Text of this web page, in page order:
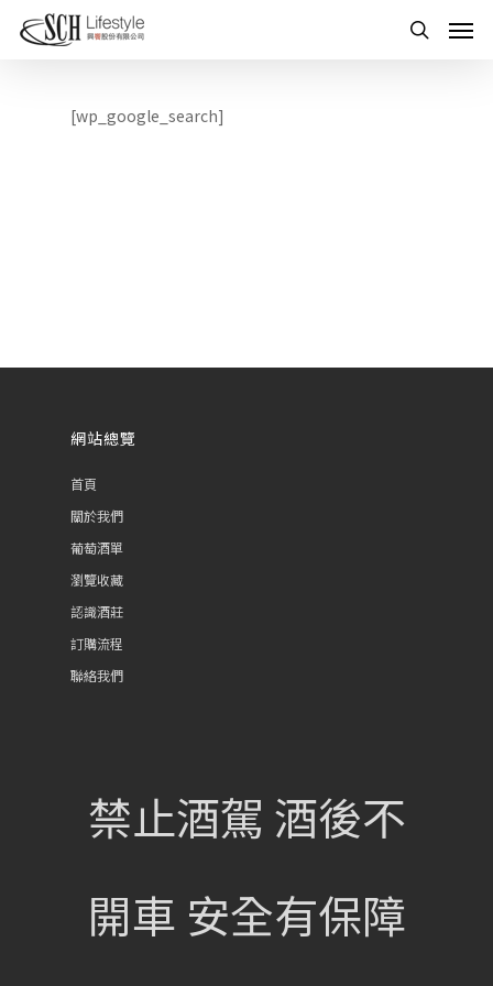
[wp_google_search]
網站總覽
首頁
關於我們
葡萄酒單
瀏覽收藏
認識酒莊
訂購流程
聯絡我們
105 台北市松山區民族東路675號
禁止酒駕 酒後不
開車 安全有保障